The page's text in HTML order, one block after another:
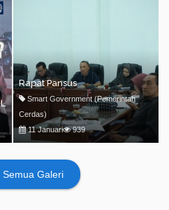
Rapat Pansus
Smart Government (Pemerintah
Cerdas)
11 Januari
939
Semua Galeri